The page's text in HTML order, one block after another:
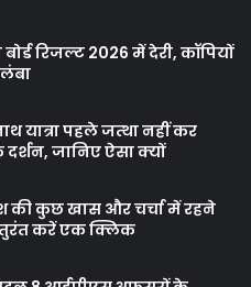
रिजल्ट 2026 में देरी, कॉपियों
यात्रा पहले जत्था नहीं कर
जानिए ऐसा क्यों
की कुछ खास और चर्चा में रहने
तुरंत करें एक क्लिक